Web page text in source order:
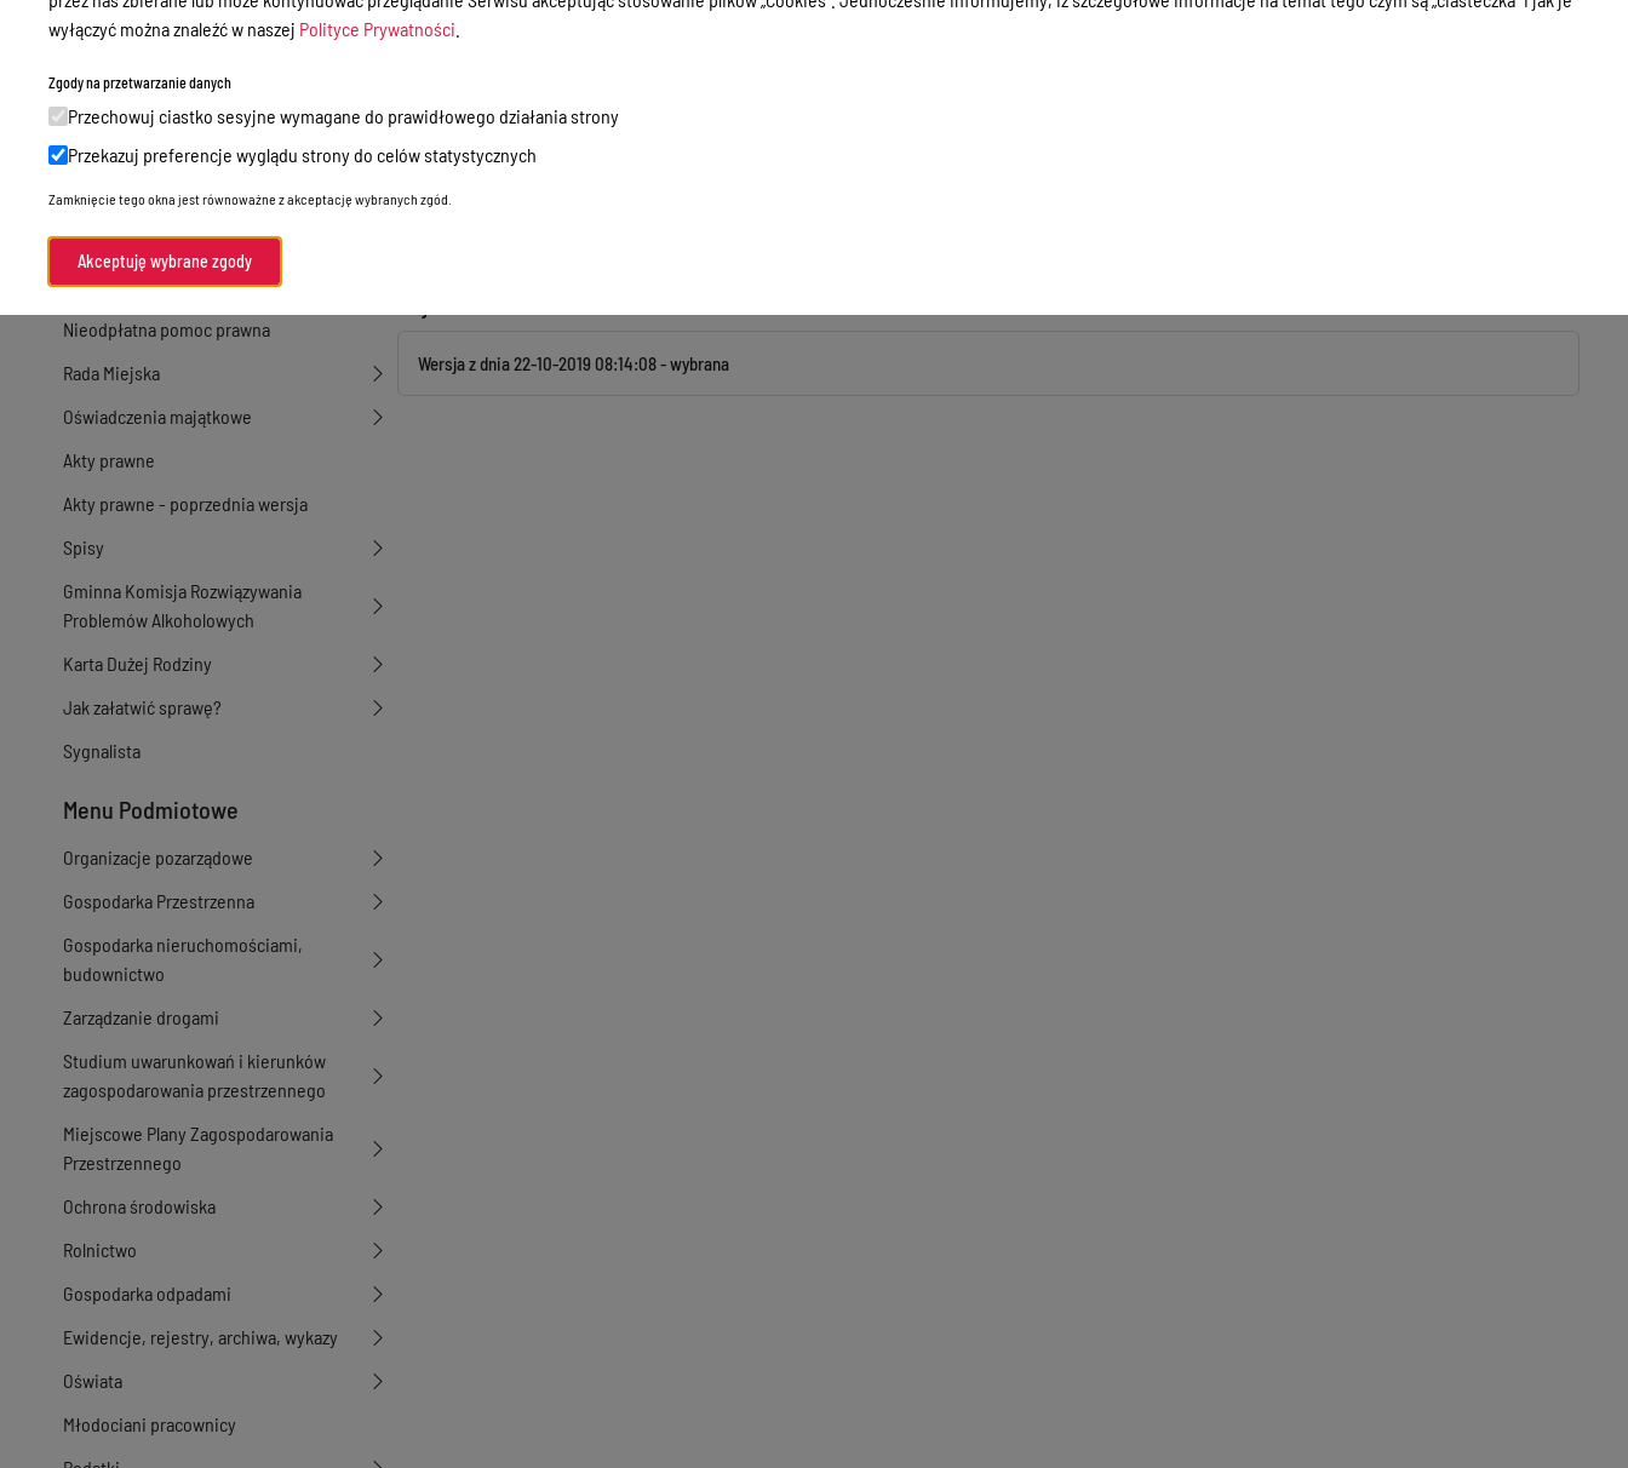
działalność gospodarcza
Ogłoszenia
Petycje
Nabór
Dyżury Aptek w Powiecie Ostródzkim
Komunikacja publiczna
Nieodpłatna pomoc prawna
Rada Miejska
Oświadczenia majątkowe
Akty prawne
Akty prawne - poprzednia wersja
Spisy
Gminna Komisja Rozwiązywania
Problemów Alkoholowych
Karta Dużej Rodziny
Jak załatwić sprawę?
Sygnalista
Menu Podmiotowe
Organizacje pozarządowe
Gospodarka Przestrzenna
Gospodarka nieruchomościami,
budownictwo
Zarządzanie drogami
Studium uwarunkowań i kierunków
zagospodarowania przestrzennego
Miejscowe Plany Zagospodarowania
Przestrzennego
Ochrona środowiska
Rolnictwo
Gospodarka odpadami
Ewidencje, rejestry, archiwa, wykazy
Oświata
Młodociani pracownicy
Osoba, która wytworzyła informację:
Osoba, która odpowiada za treść:
Osoba, która opublikowała informację:
Czas zmiany informacji:
Wersja z dnia22-10-2019 08:14:08
wyłączyć można znaleźć w naszej Polityce Prywatności
Zgody na przetwarzanie danych
Przechowuj ciastko sesyjne wymagane do prawidłowego działania strony
Przekazuj preferencje wyglądu strony do celów statystycznych
Zamknięcie tego okna jest równoważne z akceptację wybranych zgód.
Akceptuję wybrane zgody